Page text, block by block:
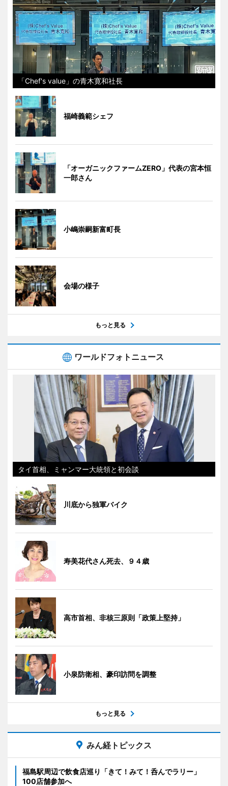
「Chef's value」の青木寛和社長
福崎義範シェフ
「オーガニックファームZERO」代表の宮本恒
一郎さん
小嶋崇嗣新富町長
会場の様子
もっと見る
ワールドフォトニュース
タイ首相、ミャンマー大統領と初会談
川底から独軍バイク
寿美花代さん死去、９４歳
高市首相、非核三原則「政策上堅持」
小泉防衛相、豪印訪問を調整
もっと見る
みん経トピックス
福島駅周辺で飲食店巡り「きて！みて！呑んでラリー」
100店舗参加へ